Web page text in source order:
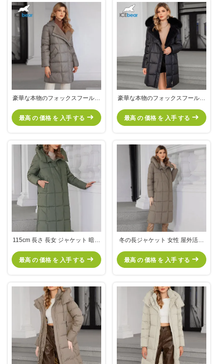
豪華な本物のフォックスフールカ
斜面プレートデザイン ユニークな
最高 の 価格 を 入手 する
豪華な本物のフォックスフールカ
斜面プレートデザイン ユニークな
最高 の 価格 を 入手 する
115cm 長さ 長女 ジャケット 暗い
候 引っ掛かる 下膝 長さ
最高 の 価格 を 入手 する
冬の長ジャケット 女性 屋外活動
最高 の 価格 を 入手 する